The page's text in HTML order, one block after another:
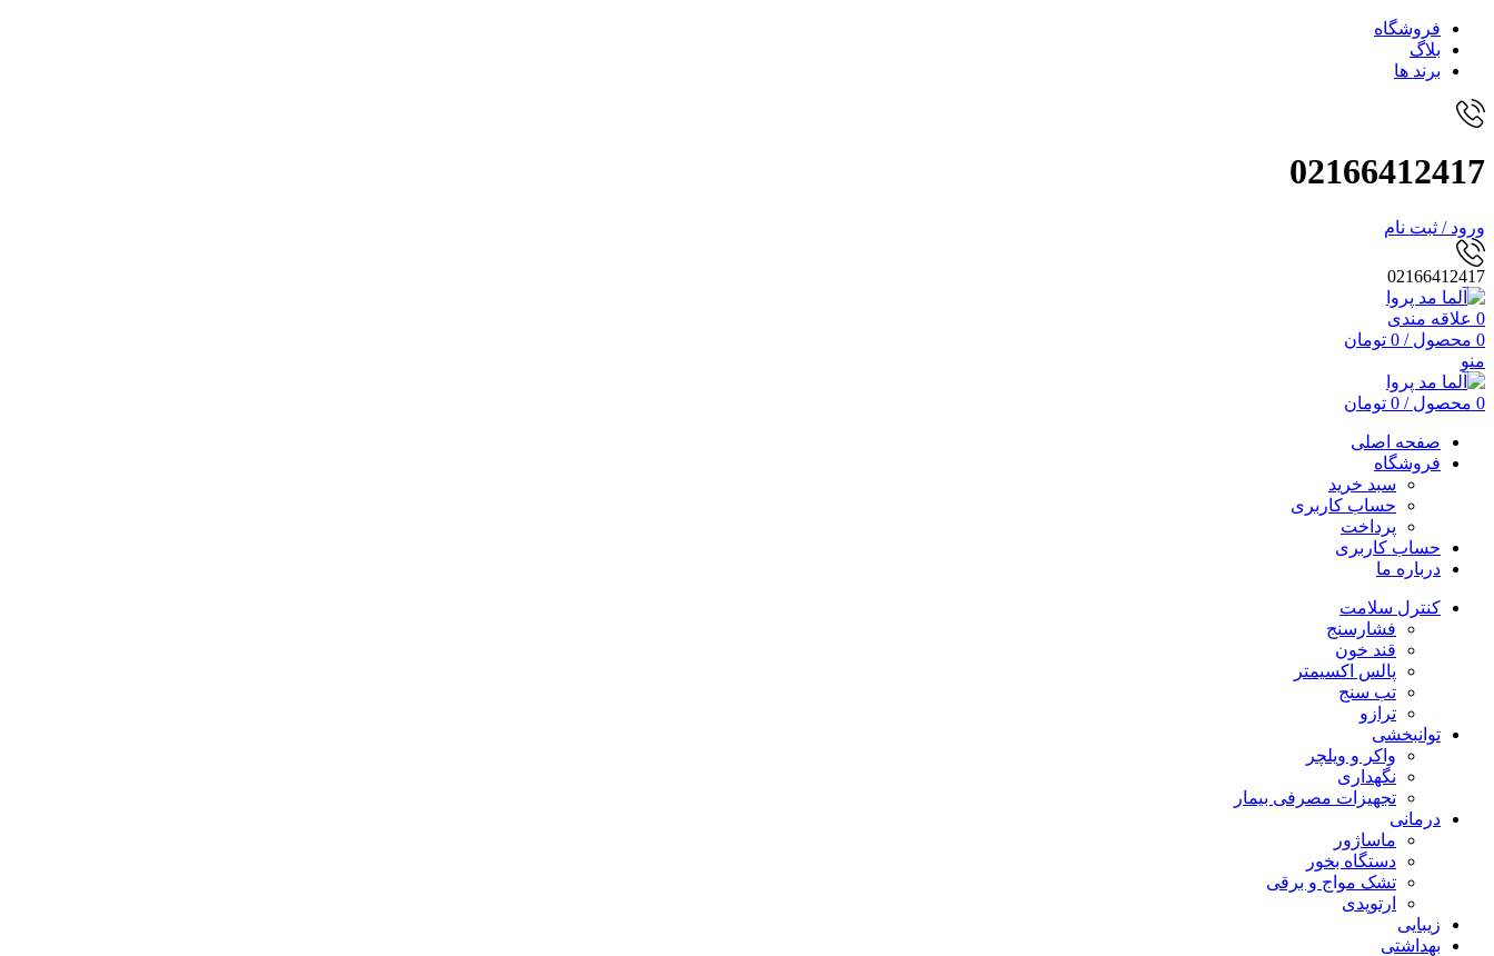
فروشگاه
بلاگ
برند ها
02166412417
ورود / ثبت نام
02166412417
0 علاقه مندی
0 محصول /
0 تومان
منو
0 محصول /
0 تومان
صفحه اصلی
فروشگاه
سبد خرید
حساب کاربری
پرداخت
حساب کاربری
درباره ما
کنترل سلامت
فشارسنج
قند خون
پالس اکسیمتر
تب سنج
ترازو
توانبخشی
واکر و ویلچر
نگهداری
تجهیزات مصرفی بیمار
درمانی
ماساژور
دستگاه بخور
تشک مواج و برقی
ارتوپدی
زیبایی
بهداشتی